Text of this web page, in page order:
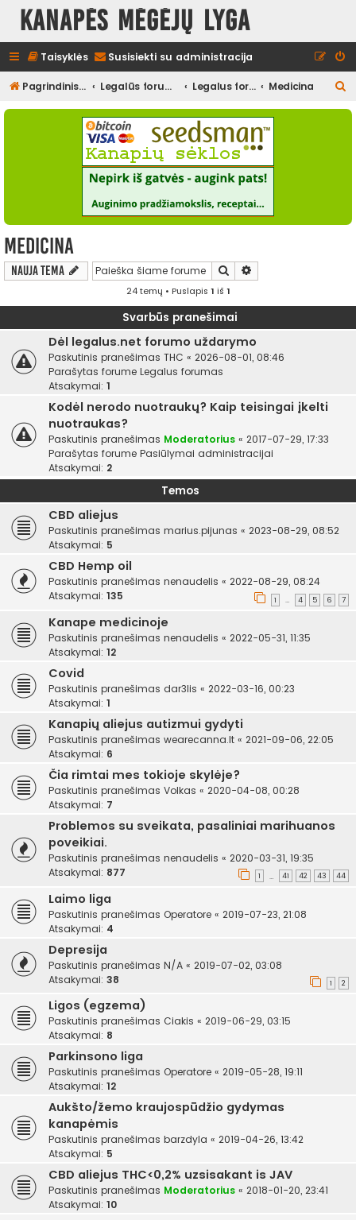
Kanapės mėgėjų lyga
Taisyklės Susisiekti su administracija
Pagrindinis diskusijų puslapis Legalūs forumai Legalus forumas Medicina
e
Medicina
Nauja tema Ieškoti
24 temų • Puslapis 1 iš 1
Svarbūs pranešimai
Dėl legalus.net forumo uždarymo
Paskutinis pranešimas THC « 2026-08-01, 08:46
Parašytas forume Legalus forumas
Atsakymai: 1
Kodėl nerodo nuotraukų? Kaip teisingai įkelti
nuotraukas?
Paskutinis pranešimas Moderatorius « 2017-07-29, 17:33
Parašytas forume Pasiūlymai administracijai
Atsakymai: 2
Temos
CBD aliejus
Paskutinis pranešimas marius.pijunas « 2023-08-29, 08:52
Atsakymai: 5
CBD Hemp oil
Paskutinis pranešimas nenaudelis « 2022-08-29, 08:24
Atsakymai: 135 1 … 4 5 6 7
Kanape medicinoje
Paskutinis pranešimas nenaudelis « 2022-05-31, 11:35
Atsakymai: 12
Covid
Paskutinis pranešimas dar3lis « 2022-03-16, 00:23
Atsakymai: 1
Kanapių aliejus autizmui gydyti
Paskutinis pranešimas wearecanna.lt « 2021-09-06, 22:05
Atsakymai: 6
Čia rimtai mes tokioje skylėje?
Paskutinis pranešimas Volkas « 2020-04-08, 00:28
Atsakymai: 7
Problemos su sveikata, pasaliniai marihuanos
poveikiai.
Paskutinis pranešimas nenaudelis « 2020-03-31, 19:35
Atsakymai: 877 1 … 41 42 43 44
Laimo liga
Paskutinis pranešimas Operatore « 2019-07-23, 21:08
Atsakymai: 4
Depresija
Paskutinis pranešimas N/A « 2019-07-02, 03:08
Atsakymai: 38 1 2
Ligos (egzema)
Paskutinis pranešimas Ciakis « 2019-06-29, 03:15
Atsakymai: 8
Parkinsono liga
Paskutinis pranešimas Operatore « 2019-05-28, 19:11
Atsakymai: 12
Aukšto/žemo kraujospūdžio gydymas
kanapėmis
Paskutinis pranešimas barzdyla « 2019-04-26, 13:42
Atsakymai: 5
CBD aliejus THC<0,2% uzsisakant is JAV
Paskutinis pranešimas Moderatorius « 2018-01-20, 23:41
Atsakymai: 10